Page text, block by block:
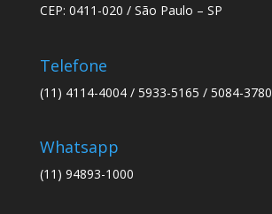
CEP: 0411-020 / São Paulo – SP
Telefone
(11) 4114-4004 / 5933-5165 / 5084-3780
Whatsapp
(11) 94893-1000